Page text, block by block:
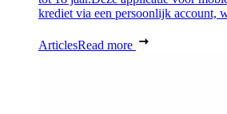
krediet via een persoonlijk account,
ArticlesRead more